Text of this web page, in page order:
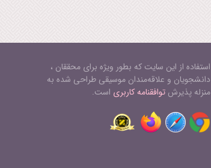
استفاده از این سایت که بطور ویژه برای محققان ،
دانشجویان و علاقه‌مندان موسیقی طراحی شده به
منزله پذیرشتوافقنامه کاربری است.